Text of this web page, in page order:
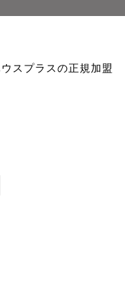
スプラスの正規加盟